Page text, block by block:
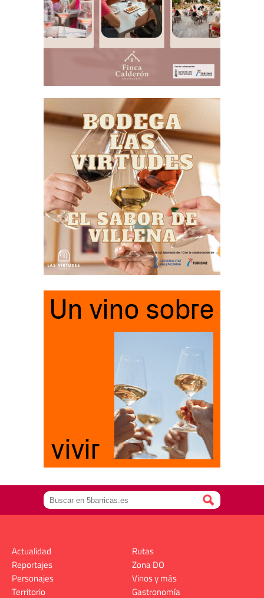
Actualidad
Reportajes
Personajes
Territorio
Rutas
Zona DO
Vinos y más
Gastronomía